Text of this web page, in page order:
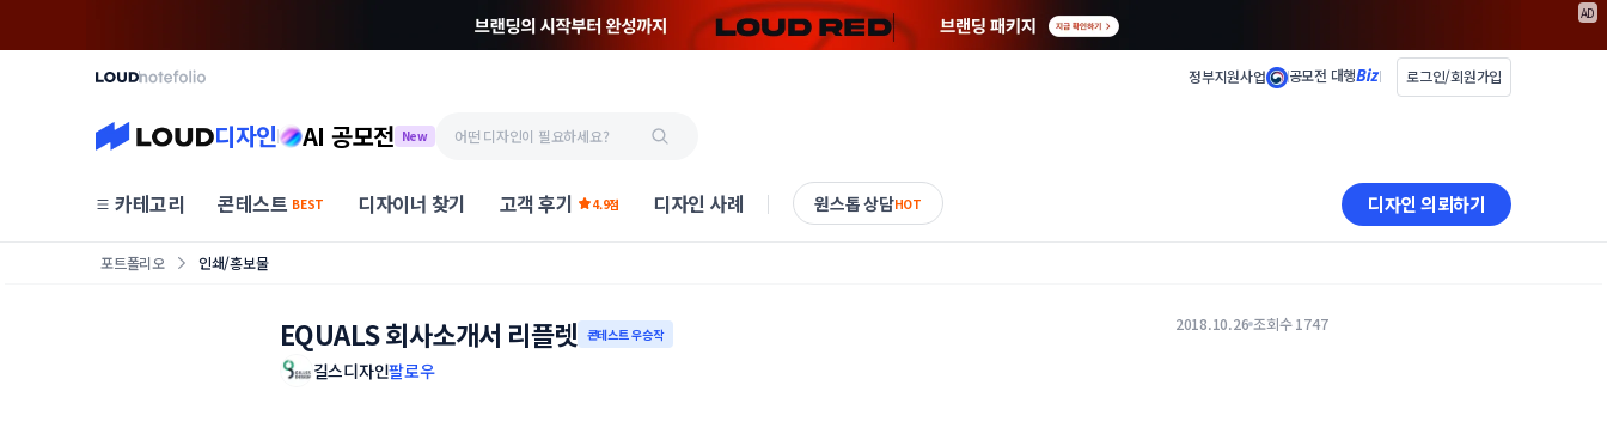
AD
정부지원사업 공모전 대행 로그인/회원가입
디자인 AI 공모전 New
카테고리 콘테스트 BEST 디자이너 찾기 고객 후기 4.9점 디자인 사례 원스톱 상담HOT 디자인 의뢰하기
포트폴리오 인쇄/홍보물
EQUALS 회사소개서 리플렛 콘테스트 우승작 2018.10.26 조회수 1747
길스디자인팔로우